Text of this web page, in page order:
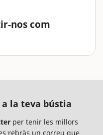
nos com
i moltes aventures,
a la teva bústia
per tenir les millors
rebràs un correu que